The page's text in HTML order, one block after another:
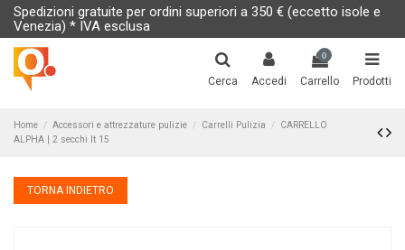
Spedizioni gratuite per ordini superiori a 350 € (eccetto isole e
Venezia) * IVA esclusa
Cerca Accedi
0
Carrello Prodotti
Home Accessori e attrezzature pulizie Carrelli Pulizia
CARRELLO
ALPHA | 2 secchi lt 15
TORNA INDIETRO